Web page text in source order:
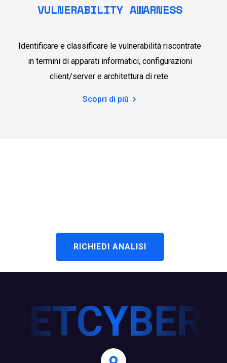
VULNERABILITY AWARNESS
Identificare e classificare le vulnerabilità riscontrate
in termini di apparati informatici, configurazioni
client/server e architettura di rete.
Scopri di più
RICHIEDI ANALISI